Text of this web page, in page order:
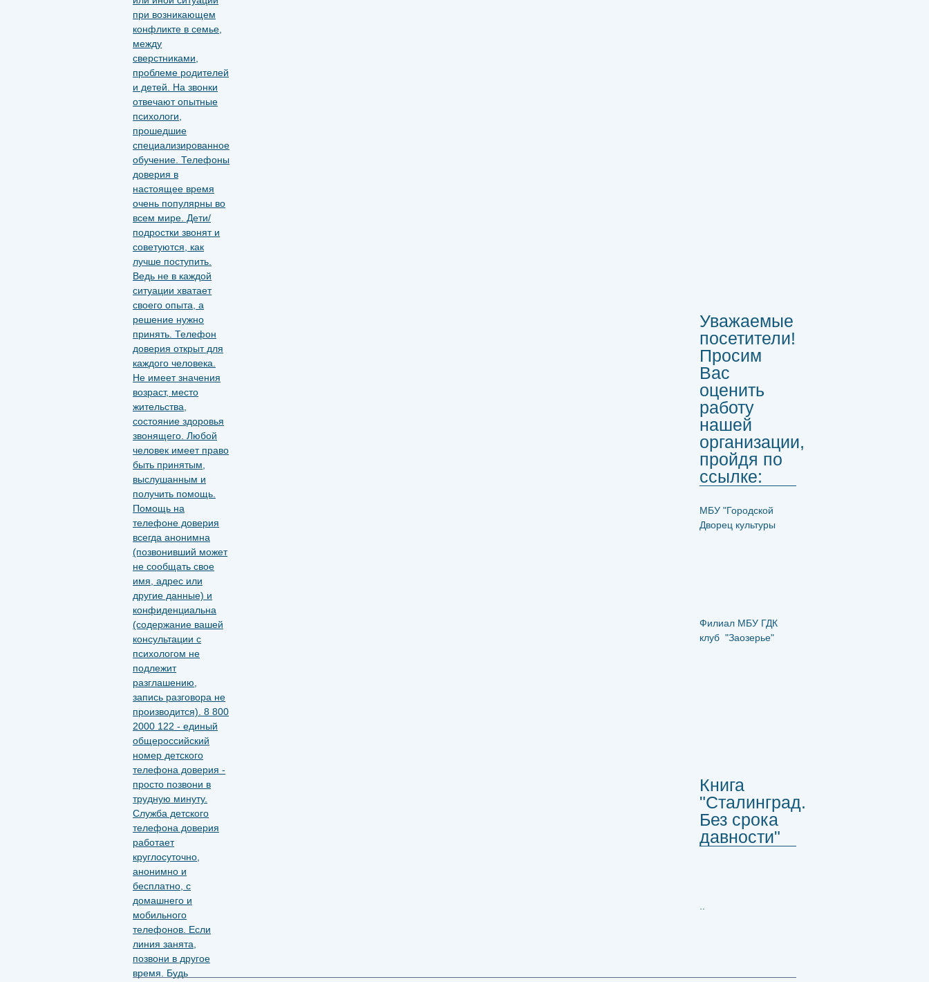
Уважаемые
посетители!
Просим
Вас
оценить
работу
нашей
организации,
пройдя по
ссылке:
МБУ "Городской
Дворец культуры
Филиал МБУ ГДК
клуб "Заозерье"
Книга
"Сталинград.
Без срока
давности"